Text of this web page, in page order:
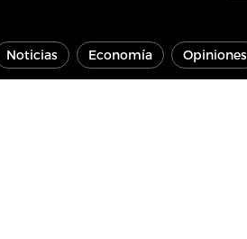
Noticias Economía Opiniones